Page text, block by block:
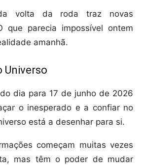
volta da roda traz novas
que parecia impossível ontem
amanhã.
Universo
dia para 17 de junho de 2026
o inesperado e a confiar no
está a desenhar para si.
começam muitas vezes
mas têm o poder de mudar